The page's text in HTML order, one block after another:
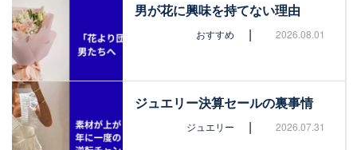
男が花に興味を持てない理由
おすすめ | 2026.08.01
ジュエリー決算セールの裏事情
ジュエリー | 2026.07.31